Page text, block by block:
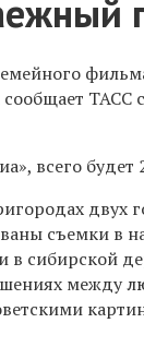
сообщает ТАСС
всего будет
двух
съемки в
в сибирской
между